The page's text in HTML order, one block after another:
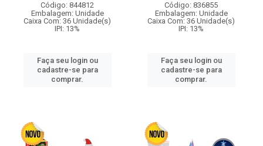
Código: 844812
Embalagem: Unidade
Caixa Com: 36 Unidade(s)
IPI: 13%
Faça seu login ou
cadastre-se para
comprar.
Código: 836855
Embalagem: Unidade
Caixa Com: 36 Unidade(s)
IPI: 13%
Faça seu login ou
cadastre-se para
comprar.